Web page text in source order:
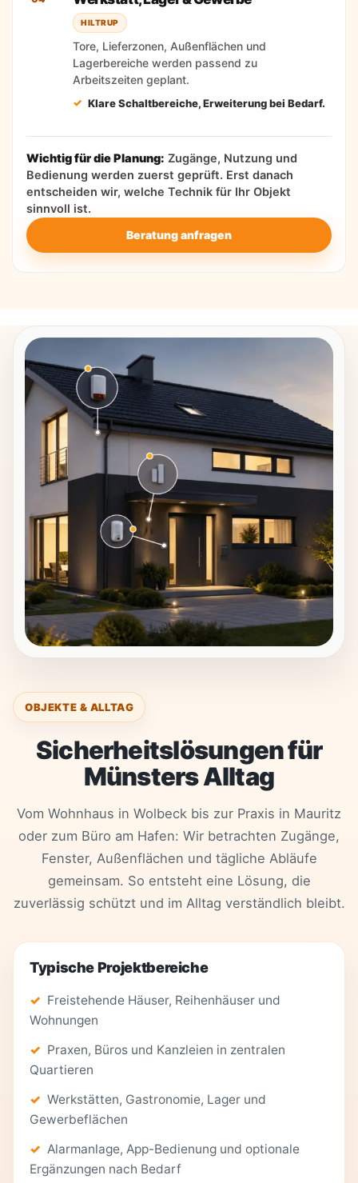
HILTRUP
Tore, Lieferzonen, Außenflächen und
Lagerbereiche werden passend zu
Arbeitszeiten geplant.
Klare Schaltbereiche, Erweiterung bei Bedarf.
Wichtig für die Planung: Zugänge, Nutzung und
Bedienung werden zuerst geprüft. Erst danach
entscheiden wir, welche Technik für Ihr Objekt
sinnvoll ist.
Beratung anfragen
OBJEKTE & ALLTAG
Sicherheitslösungen für
Münsters Alltag
Vom Wohnhaus in Wolbeck bis zur Praxis in Mauritz
oder zum Büro am Hafen: Wir betrachten Zugänge,
Fenster, Außenflächen und tägliche Abläufe
gemeinsam. So entsteht eine Lösung, die
zuverlässig schützt und im Alltag verständlich bleibt.
Typische Projektbereiche
Freistehende Häuser, Reihenhäuser und
Wohnungen
Praxen, Büros und Kanzleien in zentralen
Quartieren
Werkstätten, Gastronomie, Lager und
Gewerbeflächen
Alarmanlage, App-Bedienung und optionale
Ergänzungen nach Bedarf